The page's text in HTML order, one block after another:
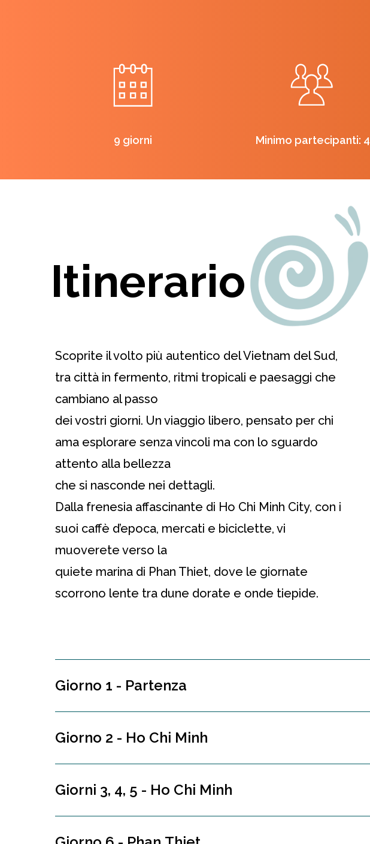
9 giorni Minimo partecipanti: 4
Scoprite il volto più autentico del Vietnam del Sud,
tra città in fermento, ritmi tropicali e paesaggi che
cambiano al passo
dei vostri giorni. Un viaggio libero, pensato per chi
ama esplorare senza vincoli ma con lo sguardo
attento alla bellezza
che si nasconde nei dettagli.
Dalla frenesia affascinante di Ho Chi Minh City, con i
suoi caffè d’epoca, mercati e biciclette, vi
muoverete verso la
quiete marina di Phan Thiet, dove le giornate
scorrono lente tra dune dorate e onde tiepide.
Itinerario
Giorno 1 - Partenza
Giorno 2 - Ho Chi Minh
Giorni 3, 4, 5 - Ho Chi Minh